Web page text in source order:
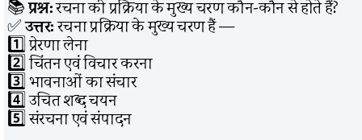
📚प्रश्न:रचना की प्रक्रिया के मुख्य चरण कौन-कौन से होते हैं?
✅उत्तर:रचना प्रक्रिया के मुख्य चरण हैं —
1️⃣ प्रेरणा लेना
2️⃣ चिंतन एवं विचार करना
3️⃣ भावनाओं का संचार
4️⃣ उचित शब्द चयन
5️⃣ संरचना एवं संपादन